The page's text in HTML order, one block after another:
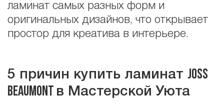
ламинат самых разных форм и
оригинальных дизайнов, что открывает
простор для креатива в интерьере.
5 причин купить ламинат Joss
Beaumont в Мастерской Уюта